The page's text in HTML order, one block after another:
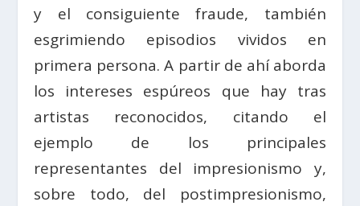
y el consiguiente fraude, también
esgrimiendo episodios vividos en
primera persona. A partir de ahí aborda
los intereses espúreos que hay tras
artistas reconocidos, citando el
ejemplo de los principales
representantes del impresionismo y,
sobre todo, del postimpresionismo,